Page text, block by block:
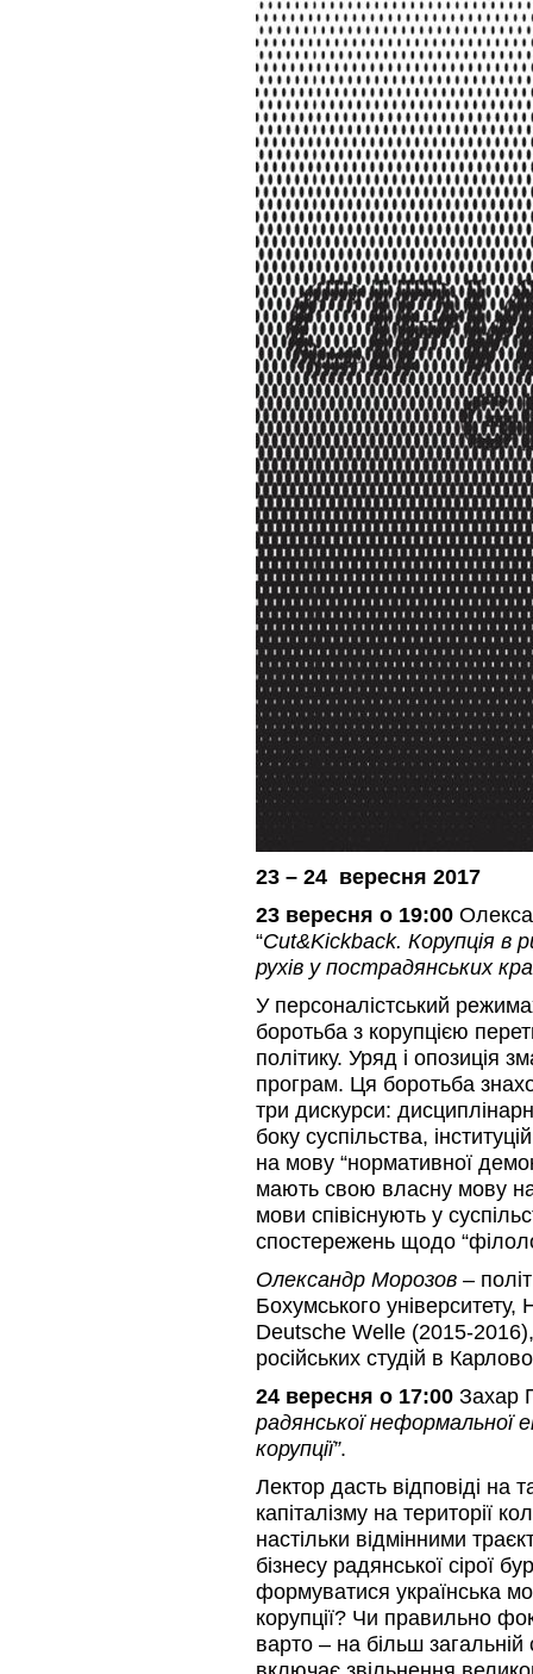
23 – 24 вересня 2017
23 вересня о 19:00
“Сut&Kickback. Корупція в
рухів у пострадянських
У персоналістський
боротьба з корупцією
політику. Уряд і опозиція
програм. Ця боротьба
три дискурси:
боку суспільства,
на мову “нормативної
мають свою власну мову
мови співіснують у
спостережень щодо
Олександр Морозов –
Бохумського університету,
Deutsche Welle (2015-2016),
російських студій в
24 вересня о 17:00 Захар
радянської неформальної
корупції”.
Лектор дасть відповіді на
капіталізму на території
настільки відмінними
бізнесу радянської сірої
формуватися українська
корупції? Чи правильно
варто – на більш загальній